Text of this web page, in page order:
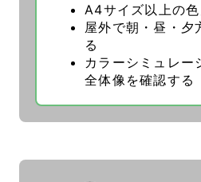
A4サイズ以上の
屋外で朝・昼・夕
る
カラーシミュレー
全体像を確認する